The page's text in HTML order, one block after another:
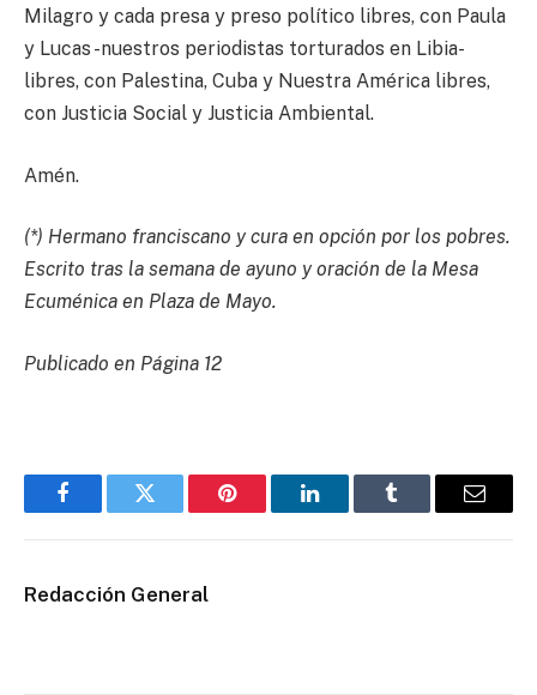
Milagro y cada presa y preso político libres, con Paula
y Lucas -nuestros periodistas torturados en Libia-
libres, con Palestina, Cuba y Nuestra América libres,
con Justicia Social y Justicia Ambiental.
Amén.
(*) Hermano franciscano y cura en opción por los pobres.
Escrito tras la semana de ayuno y oración de la Mesa
Ecuménica en Plaza de Mayo.
Publicado en Página 12
FacebookTwitter Pinterest LinkedInTumblr Email
Redacción General